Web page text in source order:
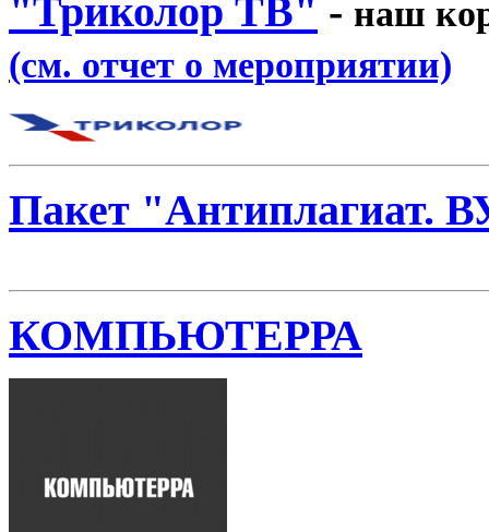
"Триколор ТВ" - наш
(см. отчет о мероприятии)
Пакет "Антиплагиат.
КОМПЬЮТЕРРА